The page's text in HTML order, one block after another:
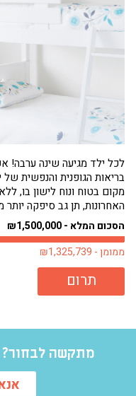
לכל ילד מגיעה שינה ערבה!
בריאות הגופנית והנפשית
מקום בטוח ונוח לישון בו,
מילדים אלה היו ישנים על...
הסכום המלא - ₪1,500,000
ממומן - ₪1,325,739
תרום
מתקשה לבחור?